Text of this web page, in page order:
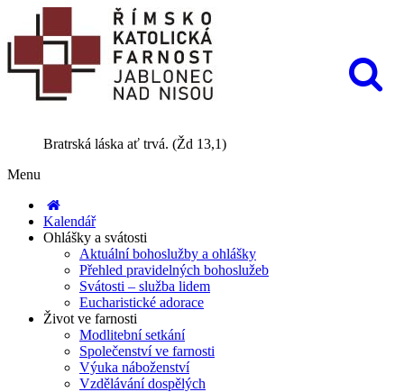
Bratrská láska ať trvá. (Žd 13,1)
Menu
Kalendář
Ohlášky a svátosti
Aktuální bohoslužby a ohlášky
Přehled pravidelných bohoslužeb
Svátosti – služba lidem
Eucharistické adorace
Život ve farnosti
Modlitební setkání
Společenství ve farnosti
Výuka náboženství
Vzdělávání dospělých